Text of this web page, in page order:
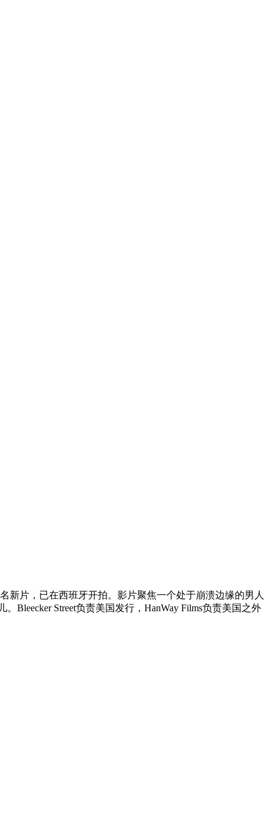
新片，已在西班牙开拍。影片聚焦一个处于崩溃边缘的男人
Bleecker Street负责美国发行，HanWay Films负责美国之外